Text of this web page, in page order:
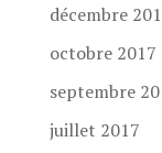
décembre
octobre 2017
septembre
juillet 2017